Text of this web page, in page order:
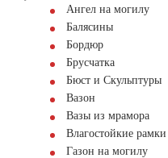
Ангел на могилу
Балясины
Бордюр
Брусчатка
Бюст и Скульптуры
Вазон
Вазы из мрамора
Влагостойкие рамки
Газон на могилу